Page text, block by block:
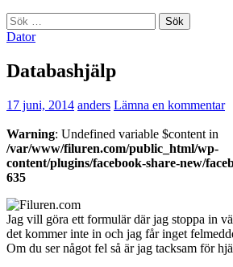
Sök
efter:
Dator
Databashjälp
17 juni, 2014 anders Lämna en kommentar
Warning: Undefined variable $content in
/var/www/filuren.com/public_html/wp-
content/plugins/facebook-share-new/
635
Jag vill göra ett formulär där jag stoppa in
det kommer inte in och jag får inget
Om du ser något fel så är jag tacksam för